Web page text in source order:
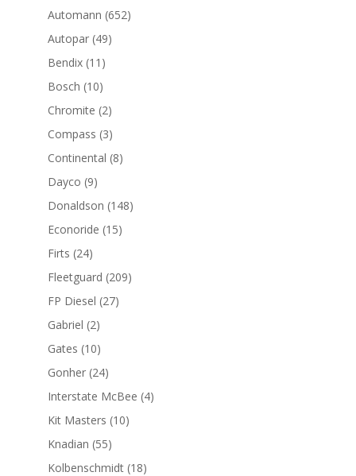
productos
Automann 652652
Autopar 4949
Bendix 11 11
productos
Bosch 1010
productos
Chromite 22
productos
Compass 33
productos
Continental 88
Dayco 99
productos
Donaldson 148148
Econoride 1515
Firts 2424
productos
Fleetguard 209209
FP Diesel 2727
Gabriel 22
productos
Gates 1010
productos
Gonher 2424
productos
Interstate McBee 44
Kit Masters 1010
Knadian 5555
productos
Kolbenschmidt 1818